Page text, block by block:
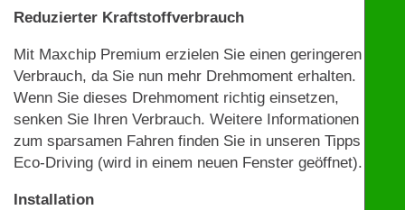
Reduzierter Kraftstoffverbrauch
Mit Maxchip Premium erzielen Sie einen geringeren
Verbrauch, da Sie nun mehr Drehmoment erhalten.
Wenn Sie dieses Drehmoment richtig einsetzen,
senken Sie Ihren Verbrauch. Weitere Informationen
zum sparsamen Fahren finden Sie in unseren Tipps zu
Eco-Driving (wird in einem neuen Fenster geöffnet).
Installation